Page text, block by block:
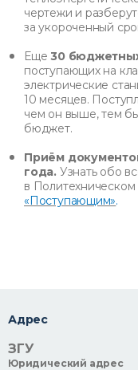
чертежи и
за укороченный
Еще30
поступающих на
электрические
10 месяцев.
чем он выше, тем
бюджет.
Приём
года.Узнать обо
в
«Поступающим».
Адрес
ЗГУ
Юридический адрес